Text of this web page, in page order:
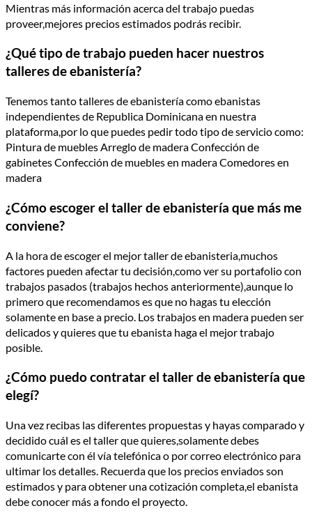
Mientras más información acerca del trabajo puedas
proveer,mejores precios estimados podrás recibir.
¿Qué tipo de trabajo pueden hacer nuestros
talleres de ebanistería?
Tenemos tanto talleres de ebanistería como ebanistas
independientes de Republica Dominicana en nuestra
plataforma,por lo que puedes pedir todo tipo de servicio como:
Pintura de muebles Arreglo de madera Confección de
gabinetes Confección de muebles en madera Comedores en
madera
¿Cómo escoger el taller de ebanistería que más me
conviene?
A la hora de escoger el mejor taller de ebanisteria,muchos
factores pueden afectar tu decisión,como ver su portafolio con
trabajos pasados (trabajos hechos anteriormente),aunque lo
primero que recomendamos es que no hagas tu elección
solamente en base a precio. Los trabajos en madera pueden ser
delicados y quieres que tu ebanista haga el mejor trabajo
posible.
¿Cómo puedo contratar el taller de ebanistería que
elegí?
Una vez recibas las diferentes propuestas y hayas comparado y
decidido cuál es el taller que quieres,solamente debes
comunicarte con él vía telefónica o por correo electrónico para
ultimar los detalles. Recuerda que los precios enviados son
estimados y para obtener una cotización completa,el ebanista
debe conocer más a fondo el proyecto.